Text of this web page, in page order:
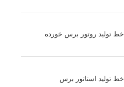
خط تولید روتور برس خورده
خط تولید استاتور برس